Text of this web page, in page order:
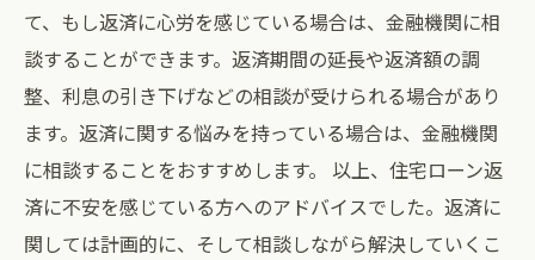
て、もし返済に心労を感じている場合は、金融機関に相
談することができます。返済期間の延長や返済額の調
整、利息の引き下げなどの相談が受けられる場合があり
ます。返済に関する悩みを持っている場合は、金融機関
に相談することをおすすめします。 以上、住宅ローン返
済に不安を感じている方へのアドバイスでした。返済に
関しては計画的に、そして相談しながら解決していくこ